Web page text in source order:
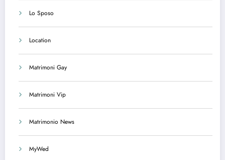
Lo Sposo
Location
Matrimoni Gay
Matrimoni Vip
Matrimonio News
MyWed